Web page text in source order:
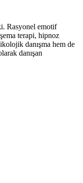
Rasyonel emotif
terapi, hipnoz
danışma hem de
danışan